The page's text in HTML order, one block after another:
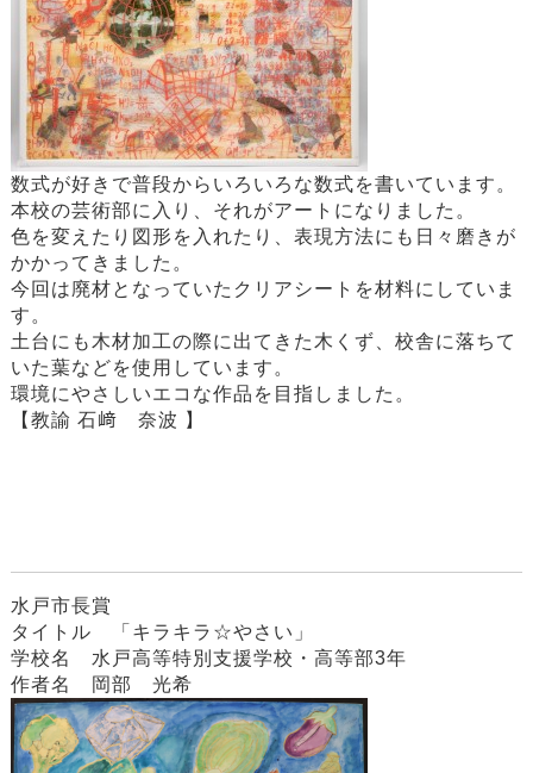
数式が好きで普段からいろいろな数式を書いています。
本校の芸術部に入り、それがアートになりました。
色を変えたり図形を入れたり、表現方法にも日々磨きが
かかってきました。
今回は廃材となっていたクリアシートを材料にしていま
す。
土台にも木材加工の際に出てきた木くず、校舎に落ちて
いた葉などを使用しています。
環境にやさしいエコな作品を目指しました。
【教諭 石﨑 奈波 】
水戸市長賞
タイトル 「キラキラ☆やさい」
学校名 水戸高等特別支援学校・高等部3年
作者名 岡部 光希